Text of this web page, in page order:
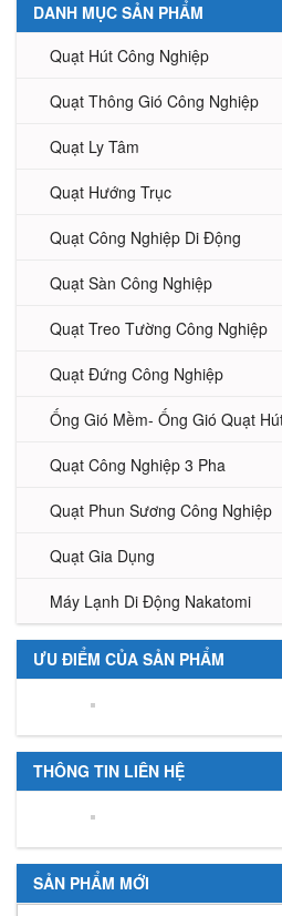
DANH MỤC SẢN PHẨM
Quạt Hút Công Nghiệp
Quạt Thông Gió Công Nghiệp
Quạt Ly Tâm
Quạt Hướng Trục
Quạt Công Nghiệp Di Động
Quạt Sàn Công Nghiệp
Quạt Treo Tường Công Nghiệp
Quạt Đứng Công Nghiệp
Ống Gió Mềm- Ống Gió Quạt
Quạt Công Nghiệp 3 Pha
Quạt Phun Sương Công Nghiệp
Quạt Gia Dụng
Máy Lạnh Di Động Nakatomi
ƯU ĐIỂM CỦA SẢN PHẨM
THÔNG TIN LIÊN HỆ
SẢN PHẨM MỚI